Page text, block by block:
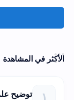
الأكثر في المشاهدة
توضيح